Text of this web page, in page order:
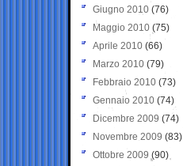
Giugno 2010 (76)
Maggio 2010 (75)
Aprile 2010 (66)
Marzo 2010 (79)
Febbraio 2010 (73)
Gennaio 2010 (74)
Dicembre 2009 (74)
Novembre 2009 (83)
Ottobre 2009 (90)